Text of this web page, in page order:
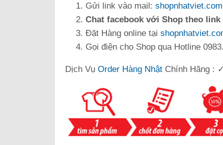
Gửi link vào mail:
Chat facebook với Shop theo link
Đặt Hàng online tại
Gọi điện cho Shop qua Hotline
Dịch Vụ Order Hàng Nhật Chính Hãng : ✓